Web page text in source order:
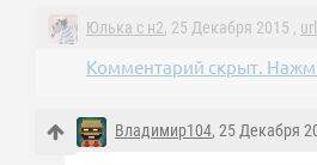
Юлька с н2, 25 Декабря 2015 , url
Комментарий скрыт.
Владимир104, 25 Декабря